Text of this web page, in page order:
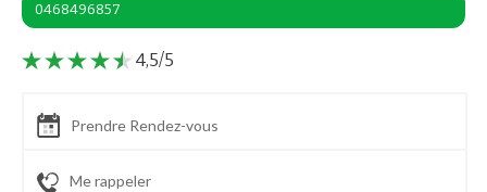
0468496857
4,5/5
Prendre Rendez-vous
Me rappeler